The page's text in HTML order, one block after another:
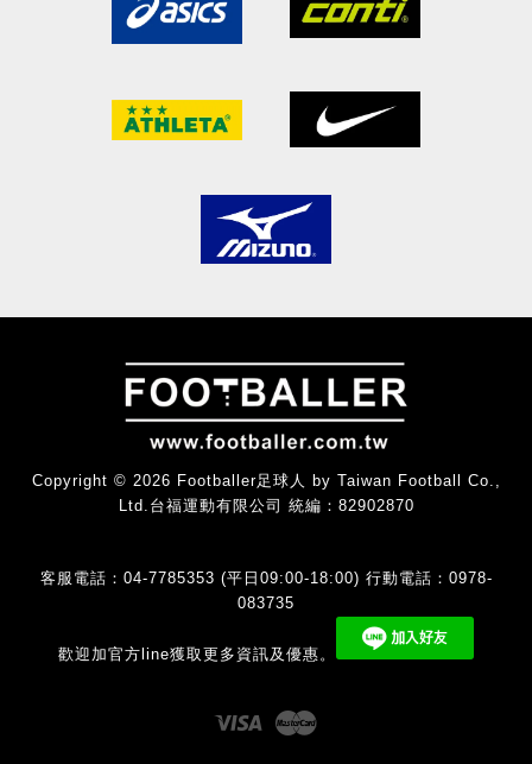
Copyright © 2026 Footballer足球人 by Taiwan Football Co.,
Ltd.台福運動有限公司 統編：82902870
客服電話：04-7785353 (平日09:00-18:00) 行動電話：0978-
083735
歡迎加官方line獲取更多資訊及優惠。
Visa